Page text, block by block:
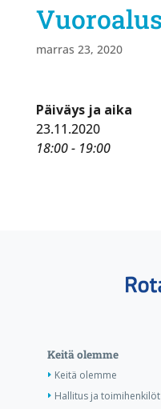
marras 23, 2020
Päiväys ja aika
23.11.2020
18:00 - 19:00
Keitä olemme
Keitä olemme
Hallitus ja toimihenkilöt